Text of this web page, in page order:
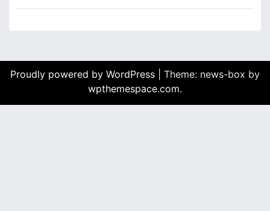
Proudly powered by WordPress
Theme: news-box by
wpthemespace.com.